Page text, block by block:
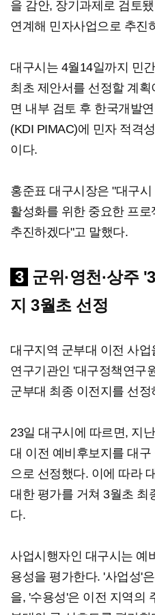
을 감안, 장기과제로 검토
연계해 민자사업으로 추진
대구시는 4월14일까지 민
최초 제안서를 선정할 계
면 내부 검토 후 한국개발
(KDI PIMAC)에 민자 적격
이다.
홍준표 대구시장은 "대구
활성화를 위한 중요한 프
추진하겠다"고 말했다.
3 군위·영천·상주
지 3월초 선정
대구지역 군부대 이전 사
연구기관인 '대구정책연구
군부대 최종 이전지를 선정
23일 대구시에 따르면, 지
대 이전 예비후보지를 대구
으로 선정했다. 이에 따라
대한 평가를 거쳐 3월초 최
다.
사업시행자인 대구시는 예
용성을 평가한다. '사업성'
을, '수용성'은 이전 지역의